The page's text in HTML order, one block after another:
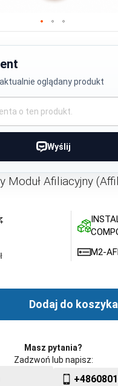
oglądany produkt
Wyślij
Moduł Afiliacyjny
M2-
Dodaj do koszyka
Masz pytania?
Zadzwoń lub napisz: